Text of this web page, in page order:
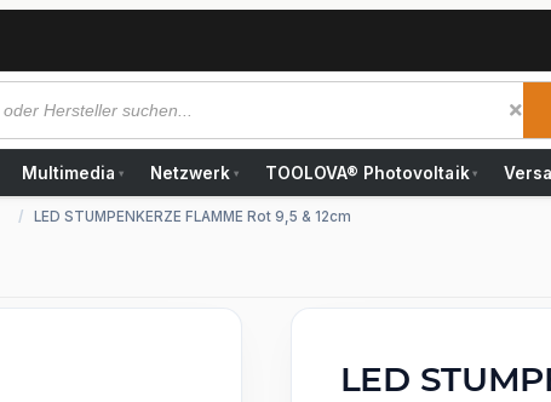
Multimedia ▾ Netzwerk ▾ TOOLOVA® Photovoltaik ▾
LED STUMPENKERZE FLAMME Rot 9,5 & 12cm
LED